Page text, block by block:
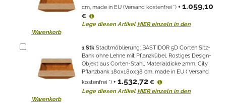
cm, made in EU (Versand kostenfrei *) + 1.059,10
€
Lege diesen Artikel HIER einzeln in den
Warenkorb
1 Stk Stadtmöblierung: BASTIDOR 5D Corten Sitz-
Bank ohne Lehne mit Pflanzkübel, Rostiges Design-
Objekt aus Corten-Stahl, Materialdicke 2mm, City
Pflanzbank 180x180x38 cm, made in EU ( Versand
kostenfrei *) + 1.532,72 €
Lege diesen Artikel HIER einzeln in den
Warenkorb